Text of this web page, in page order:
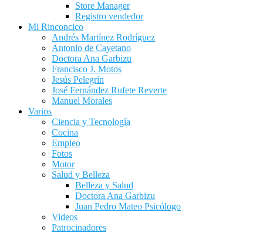
Store Manager
Registro vendedor
Mi Rinconcico
Andrés Martínez Rodríguez
Antonio de Cayetano
Doctora Ana Garbizu
Francisco J. Motos
Jesús Pelegrín
José Fernández Rufete Reverte
Manuel Morales
Varios
Ciencia y Tecnología
Cocina
Empleo
Fotos
Motor
Salud y Belleza
Belleza y Salud
Doctora Ana Garbizu
Juan Pedro Mateo Psicólogo
Videos
Patrocinadores